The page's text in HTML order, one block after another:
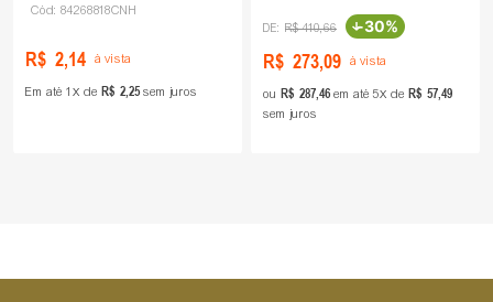
Cód: 84268818CNH
R$ 2,14 à vista
Em até 1 de R$ 225 sem juros
R$ 410,66 -30%
R$ 273,09 à vista
ou R$ 28746 em até 5 de R$ 5749
sem juros